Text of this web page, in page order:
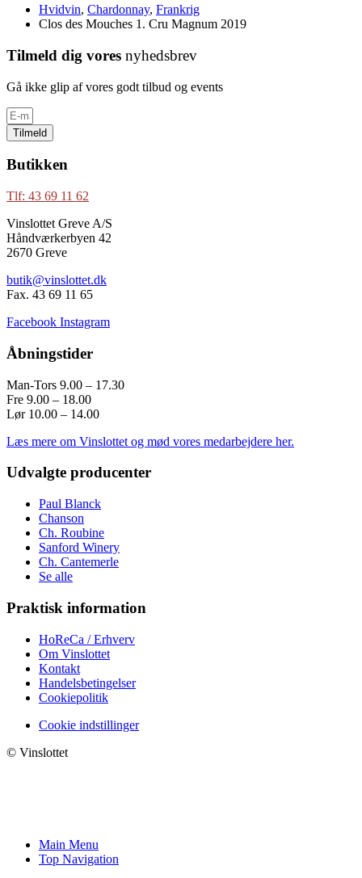
Hvidvin, Chardonnay, Frankrig
Clos des Mouches 1. Cru Magnum 2019
Tilmeld dig vores nyhedsbrev
Gå ikke glip af vores godt tilbud og events
Tilmeld
Butikken
Tlf: 43 69 11 62
Vinslottet Greve A/S
Håndværkerbyen 42
2670 Greve
butik@vinslottet.dk
Fax. 43 69 11 65
Facebook Instagram
Åbningstider
Man-Tors 9.00 – 17.30
Fre 9.00 – 18.00
Lør 10.00 – 14.00
Læs mere om Vinslottet og mød vores medarbejdere her.
Udvalgte producenter
Paul Blanck
Chanson
Ch. Roubine
Sanford Winery
Ch. Cantemerle
Se alle
Praktisk information
HoReCa / Erhverv
Om Vinslottet
Kontakt
Handelsbetingelser
Cookiepolitik
Cookie indstillinger
© Vinslottet
Main Menu
Top Navigation